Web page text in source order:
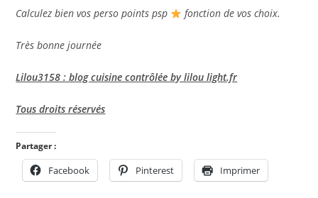
Calculez bien vos perso points psp fonction de vos choix.
Très bonne journée
Lilou3158 : blog cuisine contrôlée by lilou light.fr
Tous droits réservés
Partager :
Facebook Pinterest Imprimer